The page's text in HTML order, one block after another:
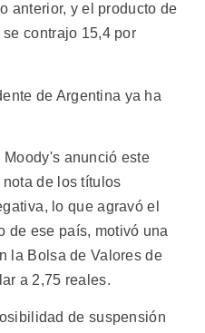
anterior, y el producto de
contrajo 15,4 por
de Argentina ya ha
anunció este
de los títulos
lo que agravó el
de ese país, motivó una
la Bolsa de Valores de
a 2,75 reales.
de suspensión